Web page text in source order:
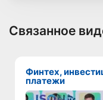
Связанное
Финтех, инвестиции, новации, финансы,
платежи